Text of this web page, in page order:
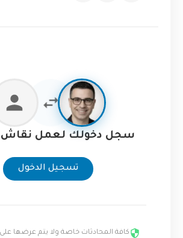
سجل دخولك لعمل نقاش
تسجيل الدخول
كافة المحادثات خاصة ولا يتم عرضها على